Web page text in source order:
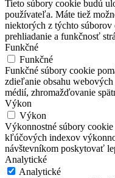
Tieto súbory cookie budú
používateľa. Máte tiež
niektorých z týchto
prehliadanie a funkčnosť
Funkčné
Funkčné
Funkčné súbory cookie
zdieľanie obsahu
médií, zhromažďovanie
Výkon
Výkon
Výkonnostné súbory
kľúčových indexov
návštevníkom poskytovať
Analytické
Analytické